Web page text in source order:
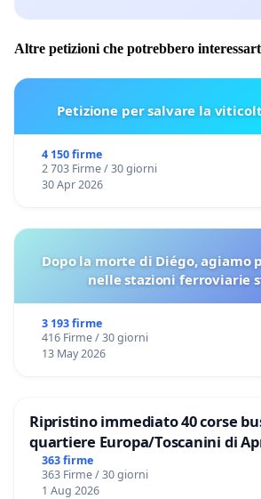
Altre petizioni che potrebbero
Petizione per salvare la
4 150 firme
2 703 Firme / 30 giorni
30 Apr 2026
Dopo la morte di Diégo, agiamo
nelle stazioni ferroviarie
3 193 firme
416 Firme / 30 giorni
13 May 2026
Ripristino immediato 40 corse
quartiere Europa/Toscanini di
363 firme
363 Firme / 30 giorni
1 Aug 2026